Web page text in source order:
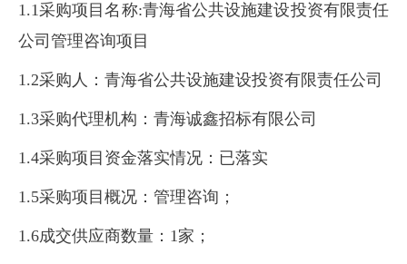
1.1采购项目名称:青海省公共设施建设投资有限责任
公司管理咨询项目
1.2采购人：青海省公共设施建设投资有限责任公司
1.3采购代理机构：青海诚鑫招标有限公司
1.4采购项目资金落实情况：已落实
1.5采购项目概况：管理咨询；
1.6成交供应商数量：1家；